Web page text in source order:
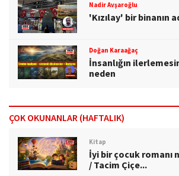
Nadir Avşaroğlu
'Kızılay' bir binanın
Doğan Karaağaç
İnsanlığın
neden
ÇOK OKUNANLAR (HAFTALIK)
Kitap
İyi bir çocuk romanı
/ Tacim Çiçe...